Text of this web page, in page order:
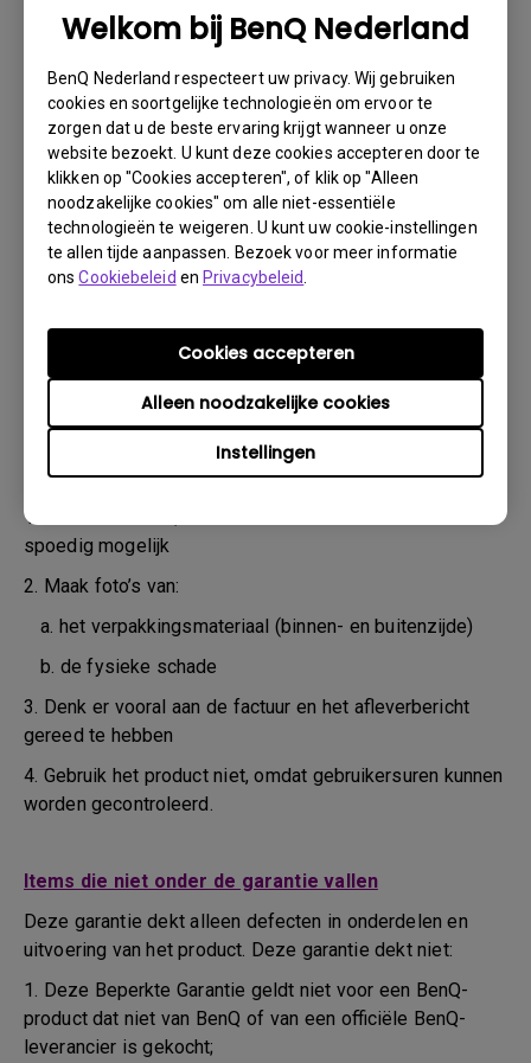
Welkom bij BenQ Nederland
BenQ Nederland respecteert uw privacy. Wij gebruiken
cookies en soortgelijke technologieën om ervoor te
zorgen dat u de beste ervaring krijgt wanneer u onze
website bezoekt. U kunt deze cookies accepteren door te
klikken op "Cookies accepteren", of klik op "Alleen
noodzakelijke cookies" om alle niet-essentiële
technologieën te weigeren. U kunt uw cookie-instellingen
te allen tijde aanpassen. Bezoek voor meer informatie
onsCookiebeleid en Privacybeleid
Instellingen
Alleen noodzakelijke cookies
Cookies accepteren
dit doen op www.benq.eu of op de BenQ-website van uw
Er wordt dan via e-mail contact met u opgenomen
door het BenQ Technical Support Team ("BenQ Team").
Het BenQ Team zal proberen via diverse stappen met u
het probleem op te lossen of vaststellen dat het
product defect is.Zodra door de medewerker die u
bijstaat, is vastgesteld dat het product defect is, zal
er een RMA-nummer voor uw product worden
uitgegeven.U moet het product retourneren aan BenQ,
tenzij u instructies met een andere strekking ontvangt
van BenQ en het moet retourneren aan een officiële
BenQ Service-provider. Is uw product afgeleverd met
fysieke schade, dan verzoeken wij u van tevoren de
volgende informatie gereed te hebben.
Dit zal ons helpen uit te vinden of de schade is ontstaan
tijdens het vervoer of daarvoor
1. Informeer BenQ via Internet of de detaillist zo
spoedig mogelijk
2. Maak foto’s van:
a. het verpakkingsmateriaal (binnen- en buitenzijde)
b. de fysieke schade
3. Denk er vooral aan de factuur en het afleverbericht
gereed te hebben
4. Gebruik het product niet, omdat gebruikersuren kunnen
worden gecontroleerd.
Items die niet onder de garantie vallen
Deze garantie dekt alleen defecten in onderdelen en
uitvoering van het product. Deze garantie dekt niet:
1. Deze Beperkte Garantie geldt niet voor een BenQ-
product dat niet van BenQ of van een officiële BenQ-
leverancier is gekocht;